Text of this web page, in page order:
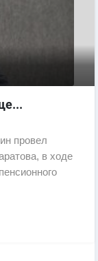
провел
в ходе